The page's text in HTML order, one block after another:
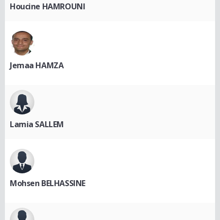
Houcine HAMROUNI
Jemaa HAMZA
Lamia SALLEM
Mohsen BELHASSINE